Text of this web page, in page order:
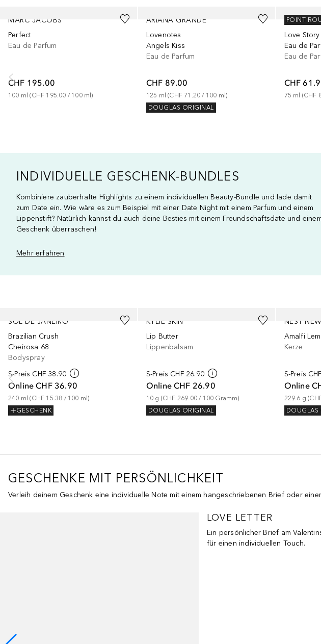
MARC JACOBS
Perfect
Eau de Parfum
CHF 195.00
100 ml (CHF 195.00 / 100 ml)
ARIANA GRANDE
Lovenotes
Angels Kiss
Eau de Parfum
CHF 89.00
125 ml (CHF 71.20 / 100 ml)
DOUGLAS ORIGINAL
CHLOÉ
Love Story
Eau de
Eau de
CHF
75 ml (CHF
POINT
INDIVIDUELLE GESCHENK-BUNDLES
Kombiniere zauberhafte Highlights zu einem individuellen Beauty-Bundle und lade damit
zum Date ein. Wie wäre es zum Beispiel mit einer Date Night mit einem Parfum und einem
Lippenstift? Natürlich kannst du auch deine Besties mit einem Freundschaftsdate und
Geschenk überraschen!
Mehr erfahren
SOL DE JANEIRO
Brazilian Crush
Cheirosa 68
Bodyspray
S-Preis CHF 38.90
Online CHF 36.90
240 ml (CHF 15.38 / 100 ml)
GESCHENK
KYLIE SKIN
Lip Butter
Lippenbalsam
S-Preis CHF 26.90
Online CHF 26.90
10 g (CHF 269.00 / 100 Gramm)
DOUGLAS ORIGINAL
NEST
Amalfi
Kerze
S-Preis
Online
229.6 g (
DOUGLAS
GESCHENKE MIT PERSÖNLICHKEIT
Verleih deinem Geschenk eine individuelle Note mit einem hangeschriebenen Brief oder
LOVE LETTER
Ein persönlicher Brief am
für einen individuellen Touch.